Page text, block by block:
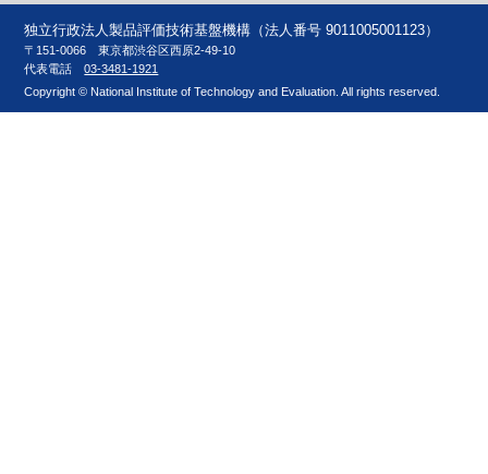
独立行政法人製品評価技術基盤機構（法人番号 9011005001123）
〒151-0066 東京都渋谷区西原2-49-10
代表電話03-3481-1921
Copyright © National Institute of Technology and Evaluation. All rights reserved.